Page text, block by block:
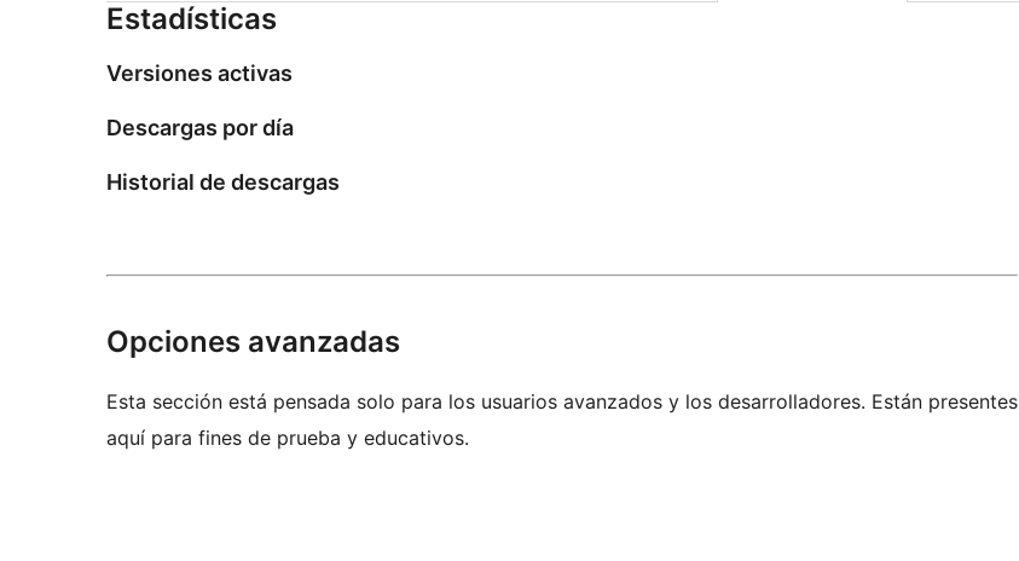
Estadísticas
Versiones activas
Descargas por día
Historial de descargas
Opciones avanzadas
Esta sección está pensada solo para los usuarios avanzados y los desarrolladores. Están presentes
aquí para fines de prueba y educativos.